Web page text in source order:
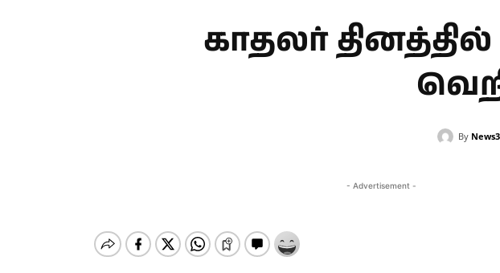
காதலர்
By
- Advertisement -